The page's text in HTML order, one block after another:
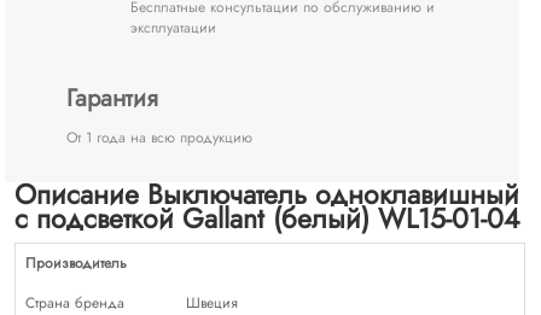
Бесплатные консультации по обслуживанию и
эксплуатации
Гарантия
От 1 года на всю продукцию
Описание Выключатель одноклавишный
с подсветкой Gallant (белый) WL15-01-04
Производитель
Страна бренда
Швеция